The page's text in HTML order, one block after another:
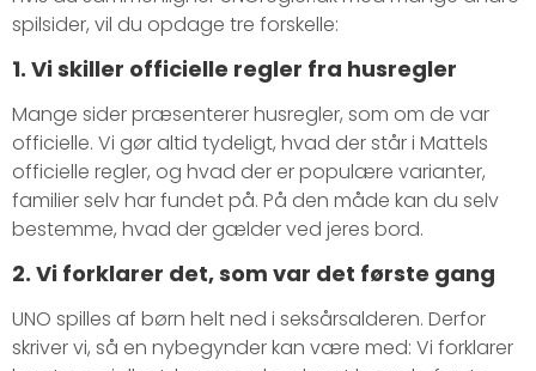
spilsider, vil du opdage tre forskelle:
1. Vi skiller officielle regler fra husregler
Mange sider præsenterer husregler, som om de var
officielle. Vi gør altid tydeligt, hvad der står i Mattels
officielle regler, og hvad der er populære varianter,
familier selv har fundet på. På den måde kan du selv
bestemme, hvad der gælder ved jeres bord.
2. Vi forklarer det, som var det første gang
UNO spilles af børn helt ned i seksårsalderen. Derfor
skriver vi, så en nybegynder kan være med: Vi forklarer